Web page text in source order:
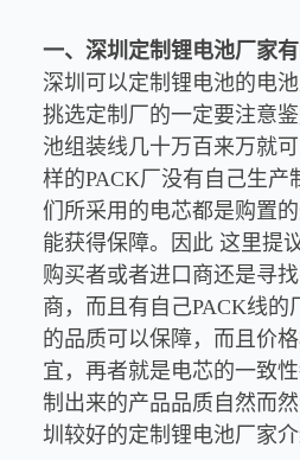
一、深圳定制锂电池厂家
深圳可以定制锂电池的电
挑选定制厂的一定要注意
池组装线几十万百来万就
样的PACK厂没有自己生产
们所采用的电芯都是购置
能获得保障。因此 这里提
购买者或者进口商还是寻
商，而且有自己PACK线的
的品质可以保障，而且价
宜，再者就是电芯的一致
制出来的产品品质自然而
圳较好的定制锂电池厂家介